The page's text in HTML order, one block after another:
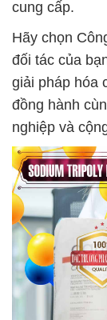
cung cấp.
Hãy chọn
đối tác của
giải pháp hóa
đồng hành
nghiệp và